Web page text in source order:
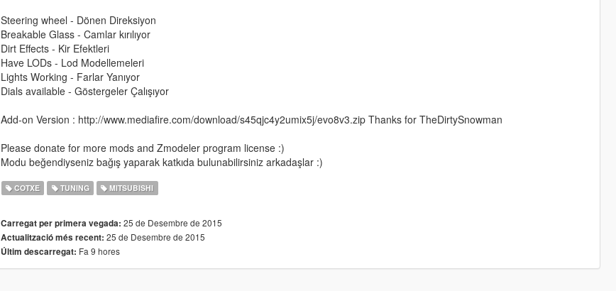
Steering wheel - Dönen Direksiyon
Breakable Glass - Camlar kırılıyor
Dirt Effects - Kir Efektleri
Have LODs - Lod Modellemeleri
Lights Working - Farlar Yanıyor
Dials available - Göstergeler Çalışıyor
Add-on Version : http://www.mediafire.com/download/s45qjc4y2umix5j/evo8v3.zip Thanks for TheDirtySnowman
Please donate for more mods and Zmodeler program license :)
Modu beğendiyseniz bağış yaparak katkıda bulunabilirsiniz arkadaşlar :)
COTXE TUNING MITSUBISHI
Carregat per primera vegada: 25 de Desembre de 2015
Actualització més recent: 25 de Desembre de 2015
Últim descarregat: Fa 9 hores